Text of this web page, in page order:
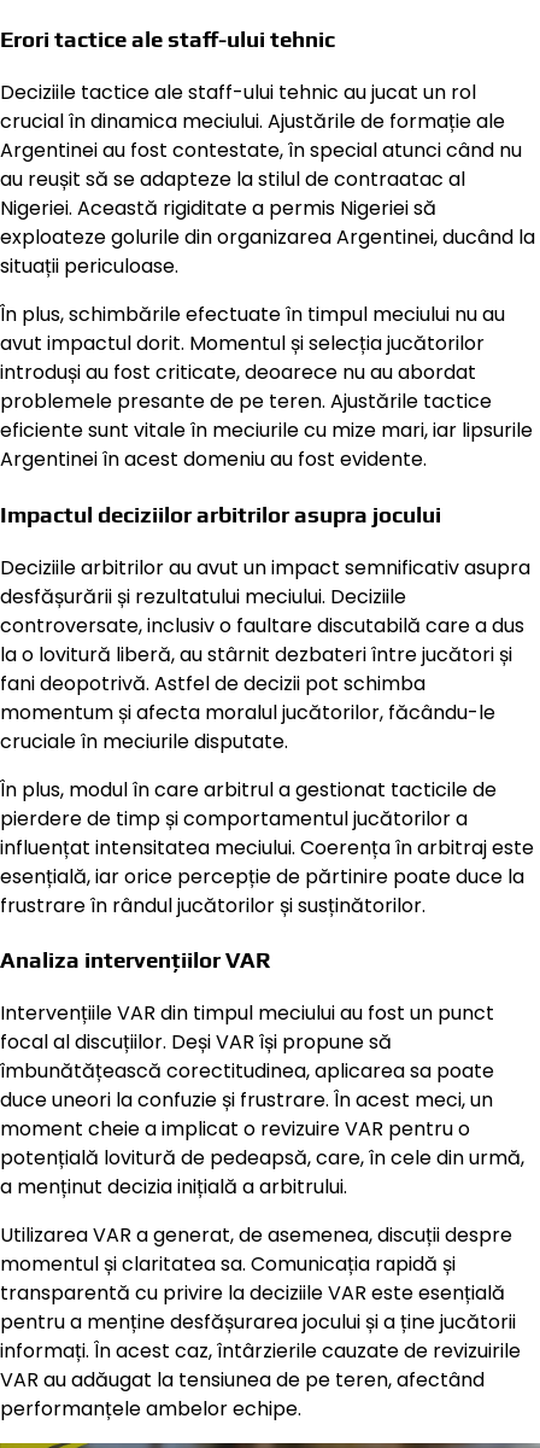
Erori tactice ale staff-ului tehnic
Deciziile tactice ale staff-ului tehnic au jucat un rol
crucial în dinamica meciului. Ajustările de formație ale
Argentinei au fost contestate, în special atunci când nu
au reușit să se adapteze la stilul de contraatac al
Nigeriei. Această rigiditate a permis Nigeriei să
exploateze golurile din organizarea Argentinei, ducând la
situații periculoase.
În plus, schimbările efectuate în timpul meciului nu au
avut impactul dorit. Momentul și selecția jucătorilor
introduși au fost criticate, deoarece nu au abordat
problemele presante de pe teren. Ajustările tactice
eficiente sunt vitale în meciurile cu mize mari, iar lipsurile
Argentinei în acest domeniu au fost evidente.
Impactul deciziilor arbitrilor asupra jocului
Deciziile arbitrilor au avut un impact semnificativ asupra
desfășurării și rezultatului meciului. Deciziile
controversate, inclusiv o faultare discutabilă care a dus
la o lovitură liberă, au stârnit dezbateri între jucători și
fani deopotrivă. Astfel de decizii pot schimba
momentum și afecta moralul jucătorilor, făcându-le
cruciale în meciurile disputate.
În plus, modul în care arbitrul a gestionat tacticile de
pierdere de timp și comportamentul jucătorilor a
influențat intensitatea meciului. Coerența în arbitraj este
esențială, iar orice percepție de părtinire poate duce la
frustrare în rândul jucătorilor și susținătorilor.
Analiza intervențiilor VAR
Intervențiile VAR din timpul meciului au fost un punct
focal al discuțiilor. Deși VAR își propune să
îmbunătățească corectitudinea, aplicarea sa poate
duce uneori la confuzie și frustrare. În acest meci, un
moment cheie a implicat o revizuire VAR pentru o
potențială lovitură de pedeapsă, care, în cele din urmă,
a menținut decizia inițială a arbitrului.
Utilizarea VAR a generat, de asemenea, discuții despre
momentul și claritatea sa. Comunicația rapidă și
transparentă cu privire la deciziile VAR este esențială
pentru a menține desfășurarea jocului și a ține jucătorii
informați. În acest caz, întârzierile cauzate de revizuirile
VAR au adăugat la tensiunea de pe teren, afectând
performanțele ambelor echipe.